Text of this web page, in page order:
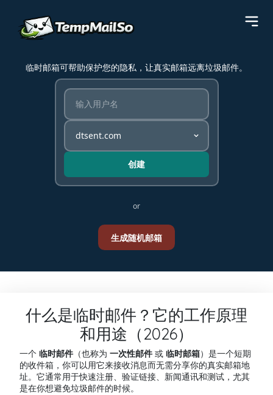
临时邮箱可帮助保护您的隐私，让真实邮箱远离垃圾邮件。
创建
or
生成随机邮箱
什么是临时邮件？它的工作原理
和用途（2026）
一个 临时邮件（也称为 一次性邮件或 临时邮箱）是一个短期
的收件箱，你可以用它来接收消息而无需分享你的真实邮箱地
址。它通常用于快速注册、验证链接、新闻通讯和测试，尤其
是在你想避免垃圾邮件的时候。